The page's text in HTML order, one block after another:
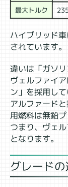
最大トルク
ハイブリッド
されています。
違いは「ガソリ
ヴェルファイ
ン」を採用して
アルファード
用燃料は無鉛プ
つまり、ヴェ
となります。
グレード